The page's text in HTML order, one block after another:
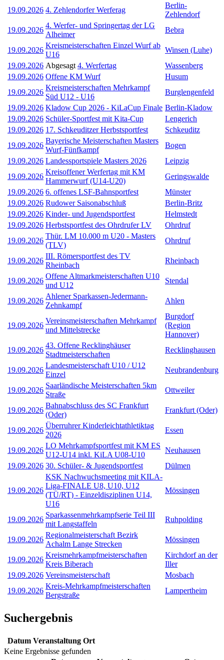
19.09.2026 4. Zehlendorfer Werferag
Berlin-
Zehlendorf
19.09.2026
4. Werfer- und Springertag der LG
Alheimer
Bebra
19.09.2026
Kreismeisterschaften Einzel Wurf ab
U16
Winsen (Luhe)
19.09.2026 Abgesagt 4. Werfertag
Wassenberg
19.09.2026 Offene KM Wurf
Husum
19.09.2026
Kreismeisterschaften Mehrkampf
Süd U12 - U16
Burglengenfeld
19.09.2026 Kladow Cup 2026 - KiLaCup Finale Berlin-Kladow
19.09.2026 Schüler-Sportfest mit Kita-Cup
Lengerich
19.09.2026 17. Schkeuditzer Herbstsportfest
Schkeuditz
19.09.2026
Bayerische Meisterschaften Masters
Wurf-Fünfkampf
Bogen
19.09.2026 Landessportspiele Masters 2026
Leipzig
19.09.2026
Kreisoffener Werfertag mit KM
Hammerwurf (U14-U20)
Geringswalde
19.09.2026 6. offenes LSF-Bahnsportfest
Münster
19.09.2026 Rudower Saisonabschluß
Berlin-Britz
19.09.2026 Kinder- und Jugendsportfest
Helmstedt
19.09.2026 Herbstsportfest des Ohrdrufer LV
Ohrdruf
19.09.2026
Thür. LM 10.000 m U20 - Masters
(TLV)
Ohrdruf
19.09.2026
III. Römersportfest des TV
Rheinbach
Rheinbach
19.09.2026
Offene Altmarkmeisterschaften U10
und U12
Stendal
19.09.2026
Ahlener Sparkassen-Jedermann-
Zehnkampf
Ahlen
19.09.2026
Vereinsmeisterschaften Mehrkampf
und Mittelstrecke
Burgdorf
(Region
Hannover)
19.09.2026
43. Offene Recklinghäuser
Stadtmeisterschaften
Recklinghausen
19.09.2026
Landesmeisterschaft U10 / U12
Einzel
Neubrandenburg
19.09.2026
Saarländische Meisterschaften 5km
Straße
Ottweiler
19.09.2026
Bahnabschluss des SC Frankfurt
(Oder)
Frankfurt (Oder)
19.09.2026
Überruhrer Kinderleichtathletiktag
2026
Essen
19.09.2026
LO Mehrkampfsportfest mit KM ES
U12-U14 inkl. KiLA U08-U10
Neuhausen
19.09.2026 30. Schüler- & Jugendsportfest Dülmen
19.09.2026
KSK Nachwuchsmeeting mit KILA-
Liga-FINALE U8, U10, U12
(TÜ/RT) - Einzeldisziplinen U14,
U16
Mössingen
19.09.2026
Sparkassenmehrkampfserie Teil III
mit Langstaffeln
Ruhpolding
19.09.2026
Regionalmeisterschaft Bezirk
Achalm Lange Strecken
Mössingen
19.09.2026
Kreismehrkampfmeisterschaften
Kreis Biberach
Kirchdorf an der
Iller
19.09.2026 Vereinsmeisterschaft
Mosbach
19.09.2026
Kreis-Mehrkampfmeisterschaften
Bergstraße
Lampertheim
Suchergebnis
Datum Veranstaltung Ort
Keine Ergebnisse gefunden